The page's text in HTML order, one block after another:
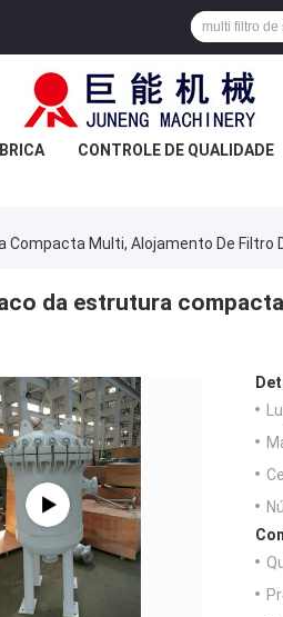
CONTROLE DE QUALIDADE
Compacta Multi, Alojamento De Filtro
da estrutura